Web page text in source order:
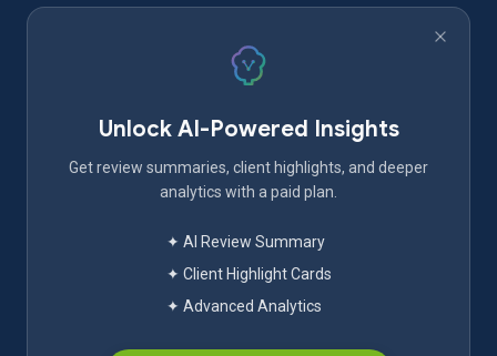
Unlock AI-Powered Insights
Get review summaries, client highlights, and deeper
analytics with a paid plan.
✦ AI Review Summary
✦ Client Highlight Cards
✦ Advanced Analytics